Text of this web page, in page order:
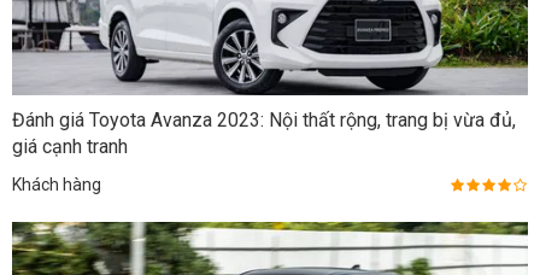
Đánh giá Toyota Avanza 2023: Nội thất rộng, trang bị vừa đủ,
giá cạnh tranh
Khách hàng